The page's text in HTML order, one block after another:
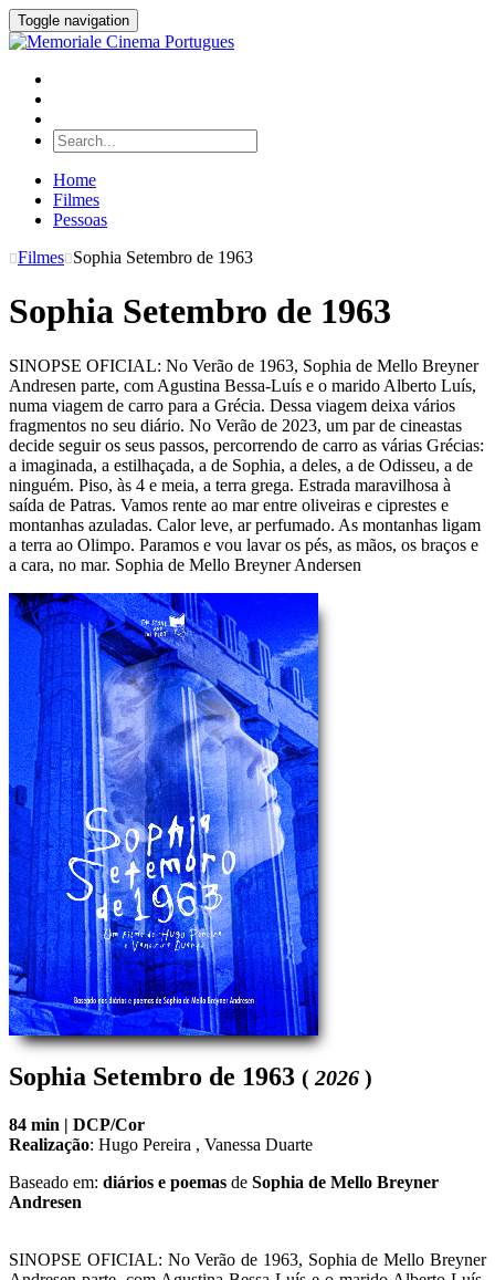
Toggle navigation
Home
Filmes
Pessoas
Filmes Sophia Setembro de 1963
Sophia Setembro de 1963
SINOPSE OFICIAL: No Verão de 1963, Sophia de Mello Breyner
Andresen parte, com Agustina Bessa-Luís e o marido Alberto Luís,
numa viagem de carro para a Grécia. Dessa viagem deixa vários
fragmentos no seu diário. No Verão de 2023, um par de cineastas
decide seguir os seus passos, percorrendo de carro as várias Grécias:
a imaginada, a estilhaçada, a de Sophia, a deles, a de Odisseu, a de
ninguém. Piso, às 4 e meia, a terra grega. Estrada maravilhosa à
saída de Patras. Vamos rente ao mar entre oliveiras e ciprestes e
montanhas azuladas. Calor leve, ar perfumado. As montanhas ligam
a terra ao Olimpo. Paramos e vou lavar os pés, as mãos, os braços e
a cara, no mar. Sophia de Mello Breyner Andersen
Sophia Setembro de 1963 ( 2026 )
84 min | DCP/Cor
Realização: Hugo Pereira , Vanessa Duarte
Baseado em: diários e poemas de Sophia de Mello Breyner
Andresen
SINOPSE OFICIAL: No Verão de 1963, Sophia de Mello Breyner